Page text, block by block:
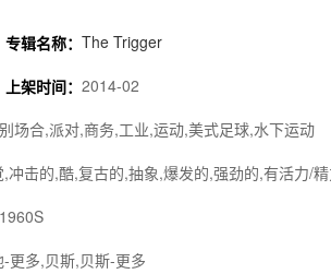
专辑名称： The Trigger
上架时间： 2014-02
场合,派对,商务,工业,运动,美式足球,水下运动
击的,酷,复古的,抽象,爆发的,强劲的,有活力/
更多,贝斯,贝斯-更多